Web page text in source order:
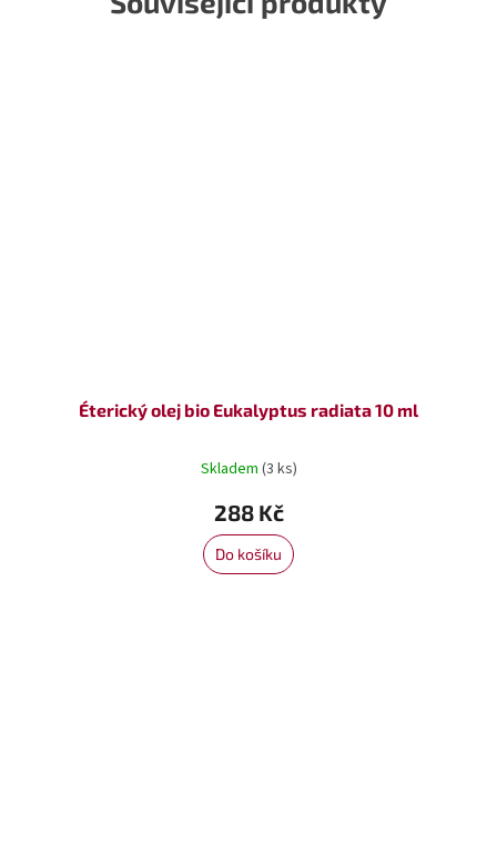
Éterický olej bio Eukalyptus radiata 10 ml
Skladem (3 ks)
288 Kč
Do košíku